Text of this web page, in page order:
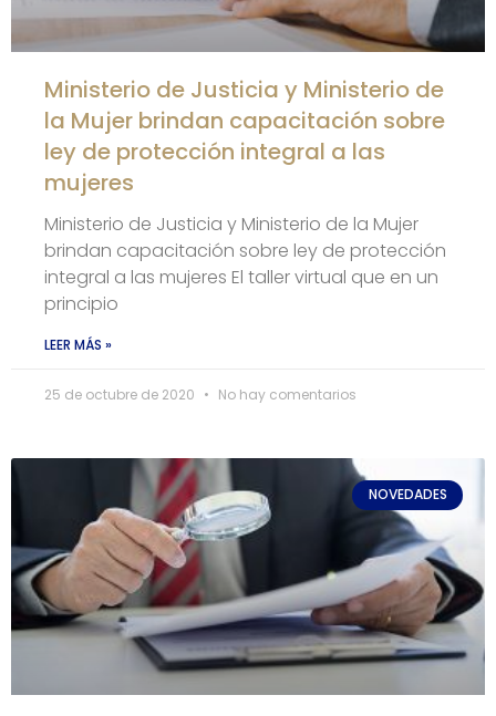
Ministerio de Justicia y Ministerio de
la Mujer brindan capacitación sobre
ley de protección integral a las
mujeres
Ministerio de Justicia y Ministerio de la Mujer
brindan capacitación sobre ley de protección
integral a las mujeres El taller virtual que en un
principio
LEER MÁS »
25 de octubre de 2020 No hay comentarios
NOVEDADES